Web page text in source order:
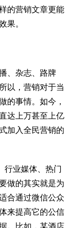
的营销文章更能
果。
、杂志、路牌
以，营销对于当
的事情。如今，
达上万甚至上亿
加入全民营销的
行业媒体、热门
做的其实就是为
合通过微信公众
来提高它的公信
。比如，某酒店